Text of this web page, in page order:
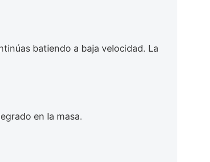
batiendo a baja velocidad. La
en la masa.